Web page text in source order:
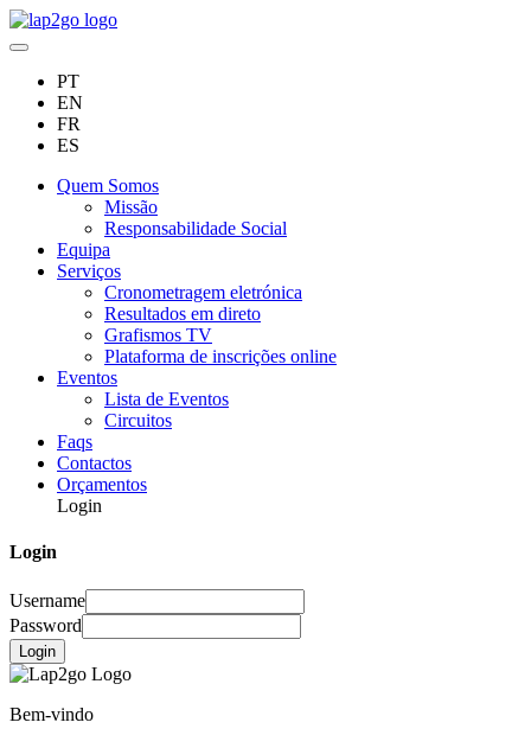
PT
EN
FR
ES
Quem Somos
Missão
Responsabilidade Social
Equipa
Serviços
Cronometragem eletrónica
Resultados em direto
Grafismos TV
Plataforma de inscrições online
Eventos
Lista de Eventos
Circuitos
Faqs
Contactos
Orçamentos
Login
Login
Username
Password
Login
Bem-vindo